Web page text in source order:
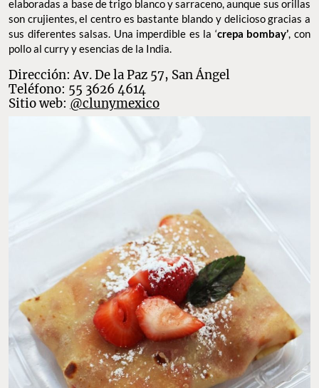
Dentro de una casona antigua en San Ángel, se encuentraCluny,
el primerrestaurante de crepasen la Ciudad de México, que se
ha mantenido vigente para sus comensales desde hace 48 años.
Este sitio es uno de los más acechados por quienes desean
disfrutar de undelicioso postre. Aquí las
elaboradas a base de trigo blanco y sarraceno, aunque sus orillas
son crujientes, el centro es bastante blando y delicioso gracias a
Dirección: Av. De la Paz 57, San Ángel
Teléfono: 55 3626 4614